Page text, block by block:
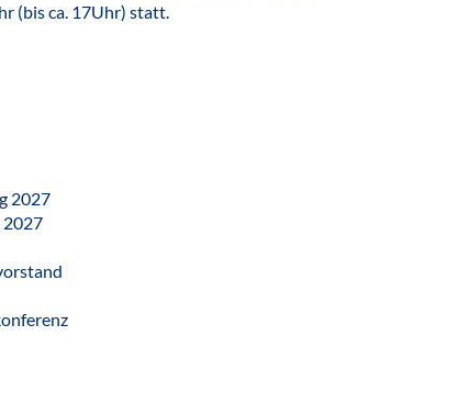
(bis ca. 17Uhr) statt.
2027
2027